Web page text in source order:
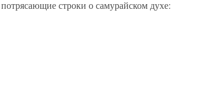
строки о самурайском духе: